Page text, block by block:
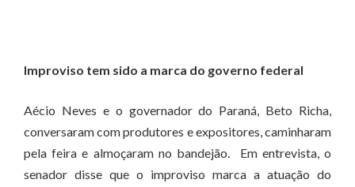
Improviso tem sido a marca do governo federal
Aécio Neves e o governador do Paraná, Beto Richa,
conversaram com produtores e expositores, caminharam
pela feira e almoçaram no bandejão. Em entrevista, o
senador disse que o improviso marca a atuação do